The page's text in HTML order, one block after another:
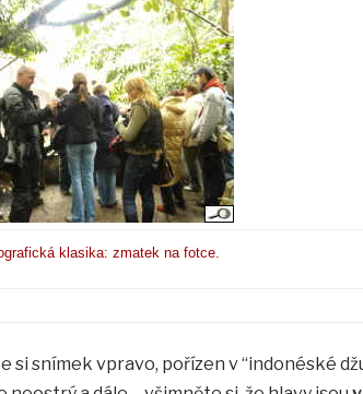
klasika: zmatek na fotce.
si snímek vpravo, pořízen v “indonéské